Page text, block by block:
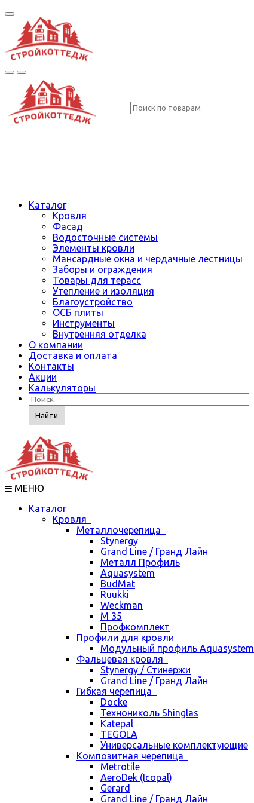
Каталог
Кровля
Фасад
Водосточные системы
Элементы кровли
Мансардные окна и чердачные лестницы
Заборы и ограждения
Товары для терасс
Утепление и изоляция
Благоустройство
ОСБ плиты
Инструменты
Внутренняя отделка
О компании
Доставка и оплата
Контакты
Акции
Калькуляторы
Найти
МЕНЮ
Каталог
Кровля
Металлочерепица
Stynergy
Grand Line / Гранд Лайн
Металл Профиль
Aquasystem
BudMat
Ruukki
Weckman
М 35
Профкомплект
Профили для кровли
Модульный профиль Aquasystem
Фальцевая кровля
Stynergy / Стинержи
Grand Line / Гранд Лайн
Гибкая черепица
Docke
Технониколь Shinglas
Katepal
TEGOLA
Универсальные комплектующие
Композитная черепица
Metrotile
AeroDek (Icopal)
Gerard
Grand Line / Гранд Лайн